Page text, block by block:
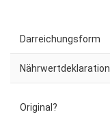
Darreichungsform
Nährwertdeklaration
Original?